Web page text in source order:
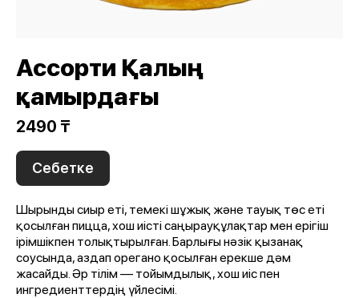
Ассорти Қалың
қамырдағы
2490 ₸
Себетке
Шырынды сиыр еті, темекі шұжық және тауық төс еті
қосылған пицца, хош иісті саңырауқұлақтар мен ерігіш
ірімшікпен толықтырылған. Барлығы нәзік қызанақ
соусында, аздап орегано қосылған ерекше дәм
жасайды. Әр тілім — тойымдылық, хош иіс пен
ингредиенттердің үйлесімі.